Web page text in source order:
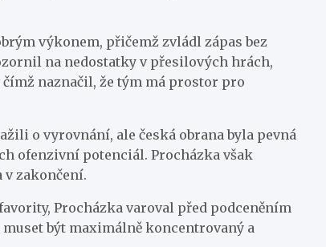
výkonem, přičemž zvládl zápas bez
na nedostatky v přesilových hrách,
naznačil, že tým má prostor pro
o vyrovnání, ale česká obrana byla pevná
ofenzivní potenciál. Procházka však
zakončení.
Procházka varoval před podceněním
být maximálně koncentrovaný a